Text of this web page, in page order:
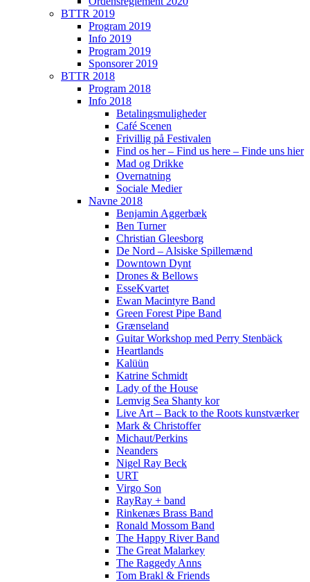
BTTR 2019
Program 2019
Info 2019
Program 2019
Sponsorer 2019
BTTR 2018
Program 2018
Info 2018
Betalingsmuligheder
Café Scenen
Frivillig på Festivalen
Find os her – Find us here – Finde uns hier
Mad og Drikke
Overnatning
Sociale Medier
Navne 2018
Benjamin Aggerbæk
Ben Turner
Christian Gleesborg
De Nord – Alsiske Spillemænd
Downtown Dynt
Drones & Bellows
EsseKvartet
Ewan Macintyre Band
Green Forest Pipe Band
Grænseland
Guitar Workshop med Perry Stenbäck
Heartlands
Kalüün
Katrine Schmidt
Lady of the House
Lemvig Sea Shanty kor
Live Art – Back to the Roots kunstværker
Mark & Christoffer
Michaut/Perkins
Neanders
Nigel Ray Beck
URT
Virgo Son
RayRay + band
Rinkenæs Brass Band
Ronald Mossom Band
The Happy River Band
The Great Malarkey
The Raggedy Anns
Tom Brakl & Friends